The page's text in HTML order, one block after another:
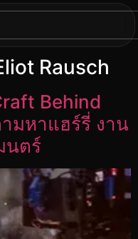
Rausch
Behind
มหาแฮร์รี่ งาน
นตร์